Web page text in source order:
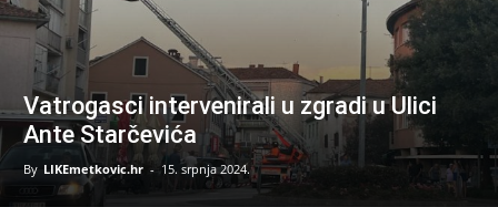
Vatrogasci intervenirali u zgradi u Ulici
Ante Starčevića
By LIKEmetkovic.hr - 15. srpnja 2024.